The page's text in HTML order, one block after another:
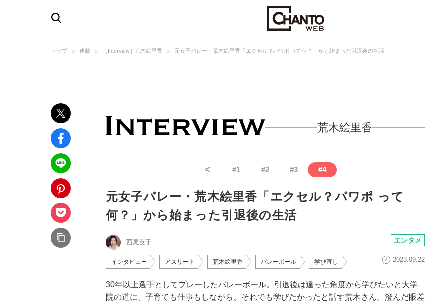
トップ 連載 ［Interview］荒木絵里香 元女子バレー・荒木絵里香「エクセル？パワポ って何？」から始まった引退後の生活
荒木絵里香
< #1 #2 #3 #4
元女子バレー・荒木絵里香「エクセル？パワポ って
何？」から始まった引退後の生活
西尾英子 エンタメ
インタビュー アスリート 荒木絵里香 バレーボール 学び直し 2023.09.22
30年以上選手としてプレーしたバレーボール。引退後は違った角度から学びたいと大学
院の道に。子育ても仕事もしながら、それでも学びたかったと話す荒木さん。澄んだ眼差